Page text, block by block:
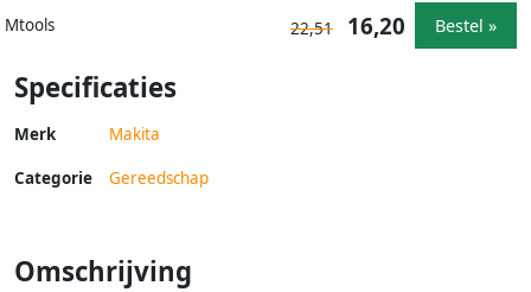
Mtools 22,51 16,20 Bestel »
Specificaties
Merk Makita
Categorie Gereedschap
Omschrijving